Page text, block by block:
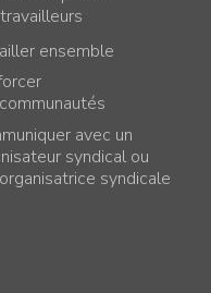
ensemble
avec un
syndical ou
syndicale